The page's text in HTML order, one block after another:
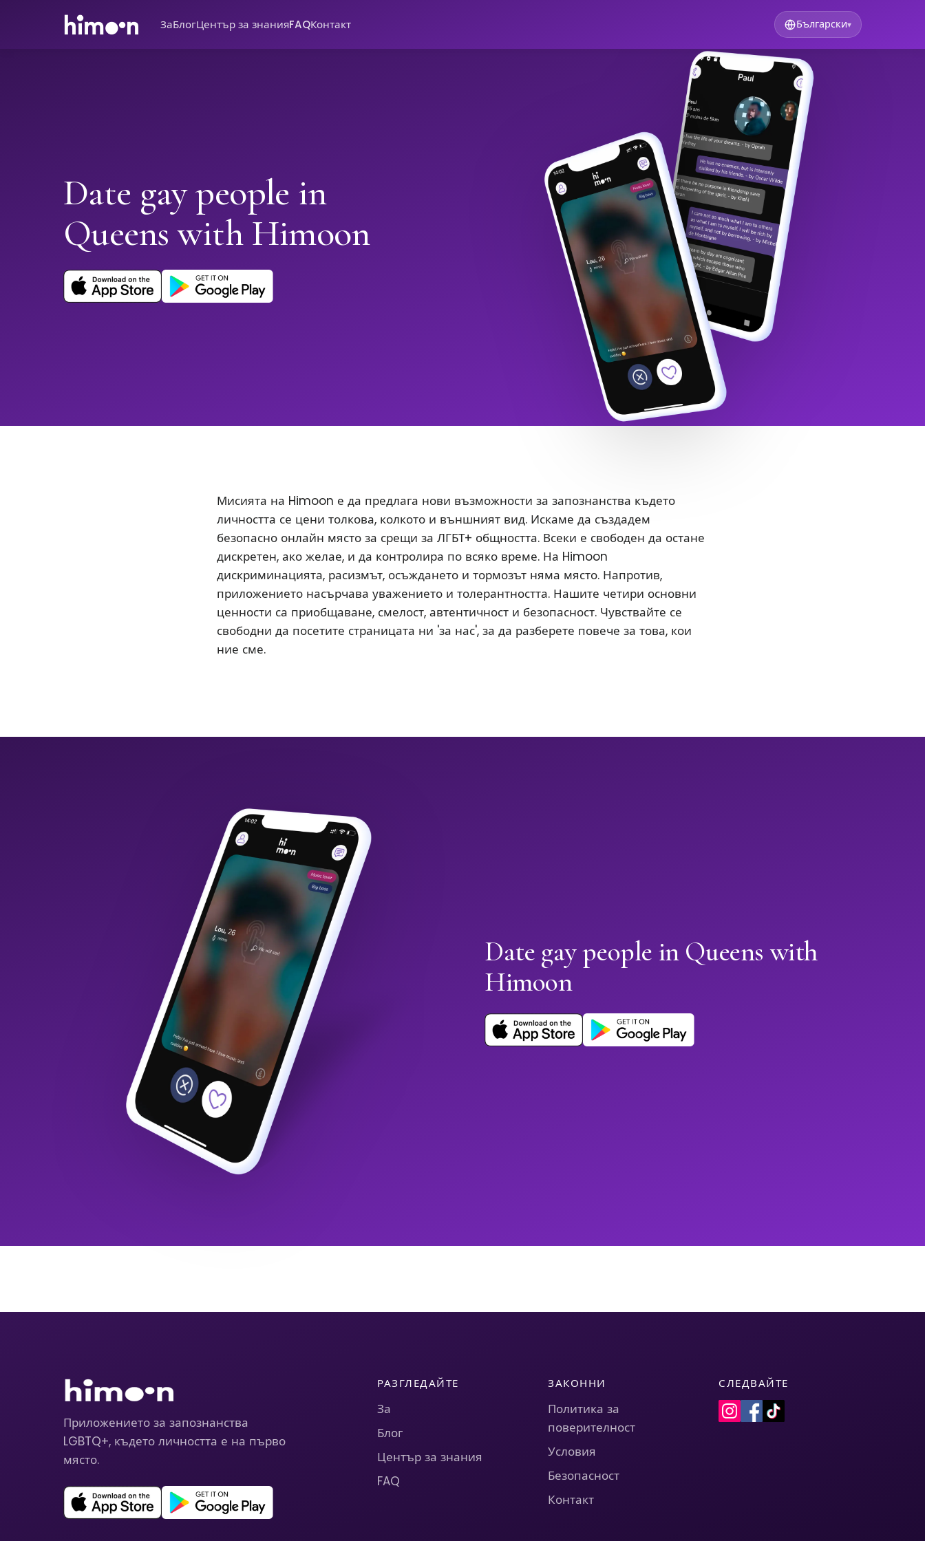
ЗаБлогЦентър за знанияFAQКонтакт Български▾
Date gay people in
Queens with Himoon
Мисията на Himoon е да предлага нови възможности за запознанства където
личността се цени толкова, колкото и външният вид. Искаме да създадем
безопасно онлайн място за срещи за ЛГБТ+ общността. Всеки е свободен да остане
дискретен, ако желае, и да контролира по всяко време. На Himoon
дискриминацията, расизмът, осъждането и тормозът няма място. Напротив,
приложението насърчава уважението и толерантността. Нашите четири основни
ценности са приобщаване, смелост, автентичност и безопасност. Чувствайте се
свободни да посетите страницата ни 'за нас', за да разберете повече за това, кои
ние сме.
Date gay people in Queens with
Himoon
Приложението за запознанства
LGBTQ+, където личността е на първо
място.
РАЗГЛЕДАЙТЕ
За
Блог
Център за знания
FAQ
ЗАКОННИ
Политика за
поверителност
Условия
Безопасност
Контакт
СЛЕДВАЙТЕ